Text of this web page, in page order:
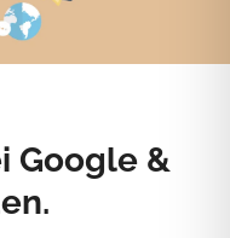
Google &